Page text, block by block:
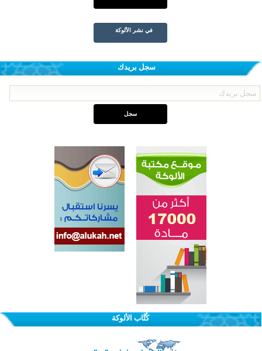
في نشر الألوكة
سجل بريدك
كُتَّاب الألوكة
اختتام الدورة التاسعة لمسابقة حفظ وتلاوة القرآن الكريم في أزناكاييف
تيسليتش تختتم برنامجا تعليميا لتعزيز القيم وبناء الشخصية للشباب المسلمين
اختتام منافسات قرآنية متميزة في بنغلاديش بمشاركة 3000 متسابق